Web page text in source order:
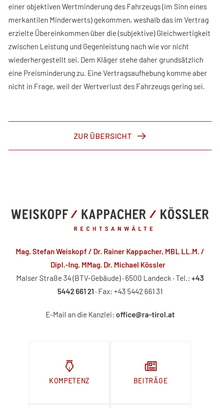
einer objektiven Wertminderung des Fahrzeugs (im Sinn eines
merkantilen Minderwerts) gekommen, weshalb das im Vertrag
erzielte Übereinkommen über die (subjektive) Gleichwertigkeit
zwischen Leistung und Gegenleistung nach wie vor nicht
wiederhergestellt sei. Dem Kläger stehe daher grundsätzlich
eine Preisminderung zu. Eine Vertragsaufhebung komme aber
nicht in Frage, weil der Wertverlust des Fahrzeugs gering sei.
ZUR ÜBERSICHT
Mag. Stefan Weiskopf / Dr. Rainer Kappacher, MBL LL.M. /
Dipl.-Ing. MMag. Dr. Michael Kössler
Malser Straße 34 (BTV-Gebäude) · 6500 Landeck · Tel.: +43
5442 661 21 · Fax: +43 5442 661 31
E-Mail an die Kanzlei: office@ra-tirol.at
KOMPETENZ BEITRÄGE